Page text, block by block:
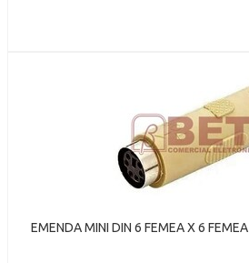
EMENDA MINI DIN 6 FEMEA X 6 FEMEA